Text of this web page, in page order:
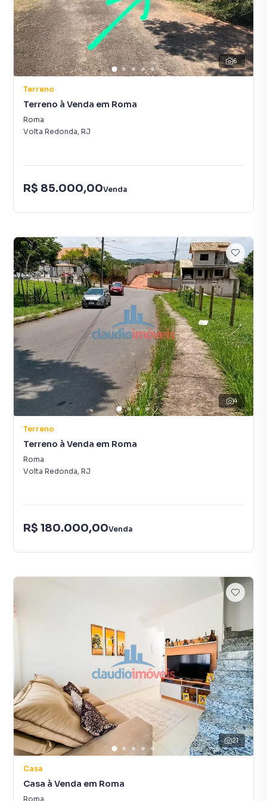
6
Terreno
Terreno à Venda em Roma
Roma
Volta Redonda, RJ
R$ 85.000,00Venda
4
Terreno
Terreno à Venda em Roma
Roma
Volta Redonda, RJ
R$ 180.000,00Venda
21
Casa
Casa à Venda em Roma
Roma